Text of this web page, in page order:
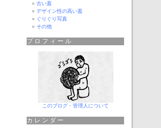
古い蓋
デザイン性の高い蓋
ぐりぐり写真
その他
プロフィール
このブログ・管理人について
カレンダー